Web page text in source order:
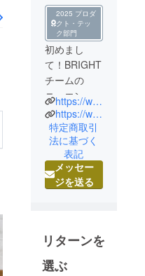
2025 プロダ
クト・テッ
ク部門
初めまし
て！BRIGHT
チームの
ニュエンで
す。
中国の総合
家電メー
カー向けに
人気製品を
多数製造し
日本の皆様
にも是非体
験していた
https://www.brightdiy.jp/
https://www.instagram.com/brightdiyjp/
特定商取引
法に基づく
表記
メッセー
ジを送る
リターンを
選ぶ